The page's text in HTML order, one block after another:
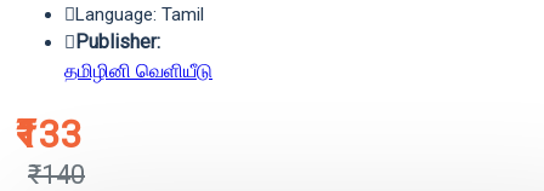
₹133
₹140
Language: Tamil
Publisher:
தமிழினி வெளியீடு